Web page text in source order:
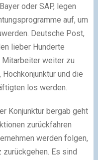
oder SAP, legen
auf, um
Deutsche Post,
lieber Hunderte
Mitarbeiter weiter zu
und die
los werden.
Konjunktur bergab geht
zurückfahren
werden folgen,
Es sind